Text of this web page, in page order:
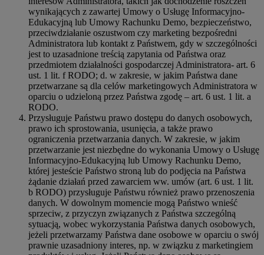
wynikających z zawartej Umowy o Usługę Informacyjno-
Edukacyjną lub Umowy Rachunku Demo, bezpieczeństwo,
przeciwdziałanie oszustwom czy marketing bezpośredni
Administratora lub kontakt z Państwem, gdy w szczególności
jest to uzasadnione treścią zapytania od Państwa oraz
przedmiotem działalności gospodarczej Administratora- art. 6
ust. 1 lit. f RODO; d. w zakresie, w jakim Państwa dane
przetwarzane są dla celów marketingowych Administratora w
oparciu o udzieloną przez Państwa zgodę – art. 6 ust. 1 lit. a
RODO.
Przysługuje Państwu prawo dostępu do danych osobowych,
prawo ich sprostowania, usunięcia, a także prawo
ograniczenia przetwarzania danych. W zakresie, w jakim
przetwarzanie jest niezbędne do wykonania Umowy o Usługę
Informacyjno-Edukacyjną lub Umowy Rachunku Demo,
której jesteście Państwo stroną lub do podjęcia na Państwa
żądanie działań przed zawarciem ww. umów (art. 6 ust. 1 lit.
b RODO) przysługuje Państwu również prawo przenoszenia
danych. W dowolnym momencie mogą Państwo wnieść
sprzeciw, z przyczyn związanych z Państwa szczególną
sytuacją, wobec wykorzystania Państwa danych osobowych,
jeżeli przetwarzamy Państwa dane osobowe w oparciu o swój
prawnie uzasadniony interes, np. w związku z marketingiem